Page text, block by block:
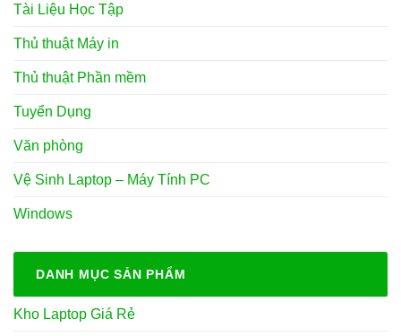
Tài Liệu Học Tập
Thủ thuật Máy in
Thủ thuật Phần mềm
Tuyển Dụng
Văn phòng
Vệ Sinh Laptop – Máy Tính PC
Windows
DANH MỤC SẢN PHẨM
Kho Laptop Giá Rẻ